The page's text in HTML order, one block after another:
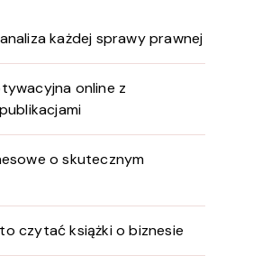
każdej sprawy prawnej
online z
o skutecznym
czytać książki o biznesie